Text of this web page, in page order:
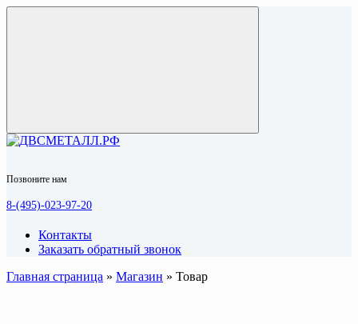
Позвоните нам
8-(495)-023-97-20
Контакты
Заказать обратный звонок
Главная страница » Магазин » Товар